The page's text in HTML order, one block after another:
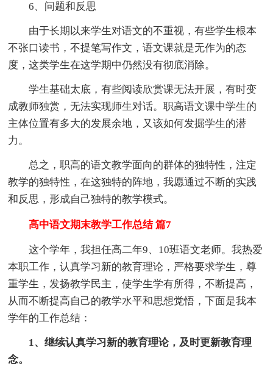
6、问题和反思
由于长期以来学生对语文的不重视，有些学生根本
不张口读书，不提笔写作文，语文课就是无作为的态
度，这类学生在这学期中仍然没有彻底消除。
学生基础太底，有些阅读欣赏课无法开展，有时变
成教师独赏，无法实现师生对话。职高语文课中学生的
主体位置有多大的发展余地，又该如何发掘学生的潜
力。
总之，职高的语文教学面向的群体的独特性，注定
教学的独特性，在这独特的阵地，我愿通过不断的实践
和反思，形成自己独特的教学模式。
高中语文期末教学工作总结 篇7
这个学年，我担任高二年9、10班语文老师。我热爱
本职工作，认真学习新的教育理论，严格要求学生，尊
重学生，发扬教学民主，使学生学有所得，不断提高，
从而不断提高自己的教学水平和思想觉悟，下面是我本
学年的工作总结：
1、继续认真学习新的教育理论，及时更新教育理
念。